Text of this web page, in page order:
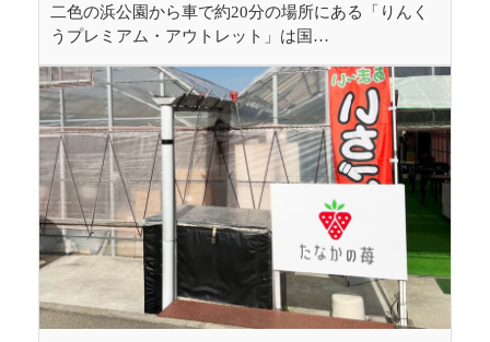
二色の浜公園から車で約20分の場所にある「りんく
うプレミアム・アウトレット」は国…